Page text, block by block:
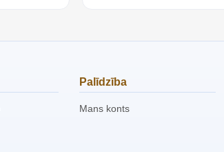
Palīdzība
Mans konts